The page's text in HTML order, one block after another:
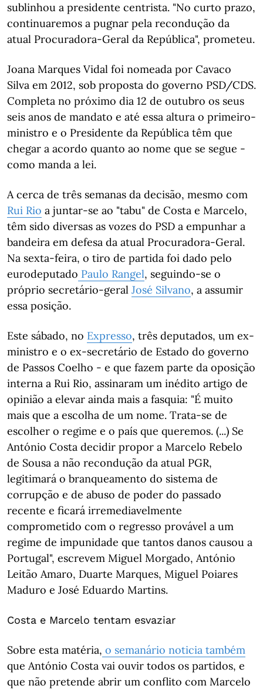
sublinhou a presidente centrista. "No curto prazo,
continuaremos a pugnar pela recondução da
atual Procuradora-Geral da República", prometeu.
Joana Marques Vidal foi nomeada por Cavaco
Silva em 2012, sob proposta do governo PSD/CDS.
Completa no próximo dia 12 de outubro os seus
seis anos de mandato e até essa altura o primeiro-
ministro e o Presidente da República têm que
chegar a acordo quanto ao nome que se segue -
como manda a lei.
A cerca de três semanas da decisão, mesmo com
Rui Rio a juntar-se ao "tabu" de Costa e Marcelo,
têm sido diversas as vozes do PSD a empunhar a
bandeira em defesa da atual Procuradora-Geral.
Na sexta-feira, o tiro de partida foi dado pelo
eurodeputado Paulo Rangel, seguindo-se o
próprio secretário-geral José Silvano, a assumir
essa posição.
Este sábado, no Expresso, três deputados, um ex-
ministro e o ex-secretário de Estado do governo
de Passos Coelho - e que fazem parte da oposição
interna a Rui Rio, assinaram um inédito artigo de
opinião a elevar ainda mais a fasquia: "É muito
mais que a escolha de um nome. Trata-se de
escolher o regime e o país que queremos. (...) Se
António Costa decidir propor a Marcelo Rebelo
de Sousa a não recondução da atual PGR,
legitimará o branqueamento do sistema de
corrupção e de abuso de poder do passado
recente e ficará irremediavelmente
comprometido com o regresso provável a um
regime de impunidade que tantos danos causou a
Portugal", escrevem Miguel Morgado, António
Leitão Amaro, Duarte Marques, Miguel Poiares
Maduro e José Eduardo Martins.
Costa e Marcelo tentam esvaziar
Sobre esta matéria, o semanário noticia também
que António Costa vai ouvir todos os partidos, e
que não pretende abrir um conflito com Marcelo